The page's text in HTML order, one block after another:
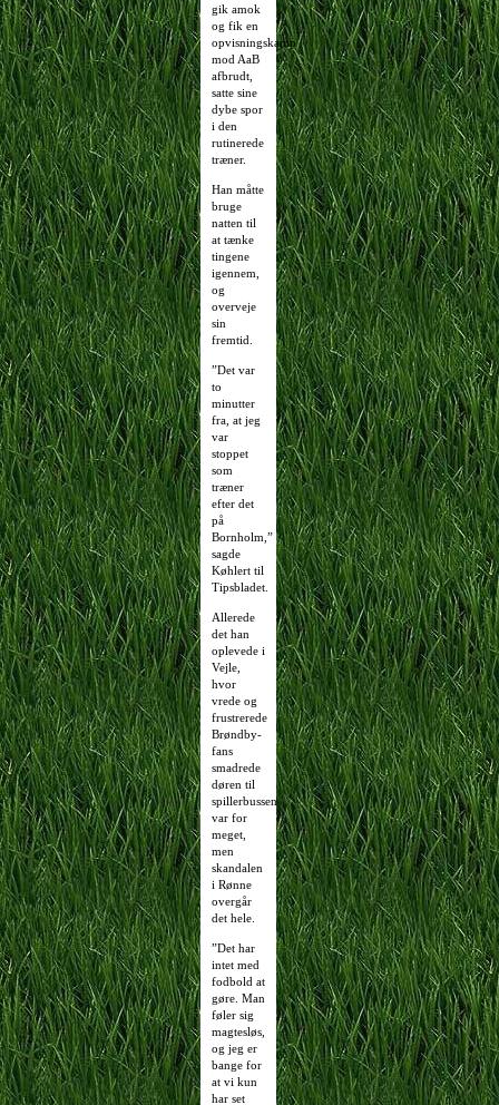
gik amok
og fik en
opvisningskamp
mod AaB
afbrudt,
satte sine
dybe spor
i den
rutinerede
træner.
Han måtte
bruge
natten til
at tænke
tingene
igennem,
og
overveje
sin
fremtid.
”Det var
to
minutter
fra, at jeg
var
stoppet
som
træner
efter det
på
Bornholm,”
sagde
Køhlert til
Tipsbladet.
Allerede
det han
oplevede i
Vejle,
hvor
vrede og
frustrerede
Brøndby-
fans
smadrede
døren til
spillerbussen
var for
meget,
men
skandalen
i Rønne
overgår
det hele.
”Det har
intet med
fodbold at
gøre. Man
føler sig
magtesløs,
og jeg er
bange for
at vi kun
har set